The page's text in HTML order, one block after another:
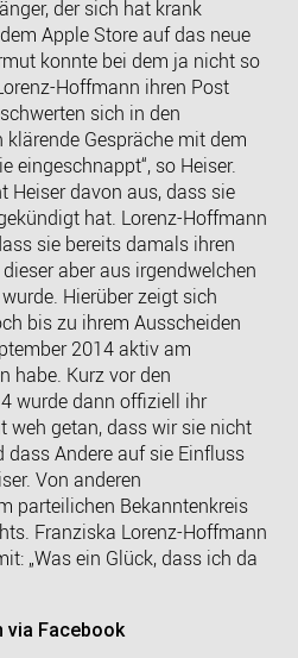
der sich hat krank
Apple Store auf das neue
konnte bei dem ja nicht so
Hoffmann ihren Post
sich in den
Gespräche mit dem
eingeschnappt“, so Heiser.
Heiser davon aus, dass sie
hat. Lorenz-Hoffmann
sie bereits damals ihren
aber aus irgendwelchen
Hierüber zeigt sich
bis zu ihrem Ausscheiden
2014 aktiv am
habe. Kurz vor den
wurde dann offiziell ihr
weh getan, dass wir sie nicht
Andere auf sie Einfluss
Von anderen
parteilichen Bekanntenkreis
Franziska Lorenz-Hoffmann
„Was ein Glück, dass ich da
via Facebook